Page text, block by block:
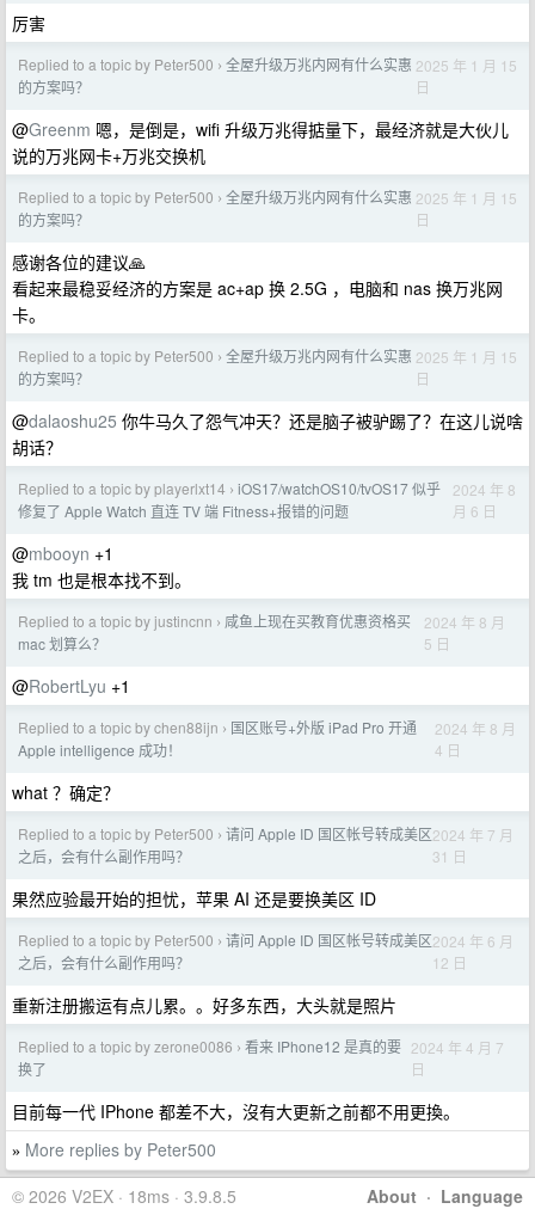
厉害
Replied to a topic by Peter500 › 全屋升级万兆内网有什么实惠
的方案吗？
2025 年 1 月 15
日
@Greenm 嗯，是倒是，wifi 升级万兆得掂量下，最经济就是大伙儿
说的万兆网卡+万兆交换机
Replied to a topic by Peter500 › 全屋升级万兆内网有什么实惠
的方案吗？
2025 年 1 月 15
日
感谢各位的建议🙏
看起来最稳妥经济的方案是 ac+ap 换 2.5G ，电脑和 nas 换万兆网
卡。
Replied to a topic by Peter500 › 全屋升级万兆内网有什么实惠
的方案吗？
2025 年 1 月 15
日
@dalaoshu25 你牛马久了怨气冲天？还是脑子被驴踢了？在这儿说啥
胡话？
Replied to a topic by playerlxt14 › iOS17/watchOS10/tvOS17 似乎
修复了 Apple Watch 直连 TV 端 Fitness+报错的问题
2024 年 8
月 6 日
@mbooyn +1
我 tm 也是根本找不到。
Replied to a topic by justincnn › 咸鱼上现在买教育优惠资格买
mac 划算么？
2024 年 8 月
5 日
@RobertLyu +1
Replied to a topic by chen88ijn › 国区账号+外版 iPad Pro 开通
Apple intelligence 成功！
2024 年 8 月
4 日
what ？确定？
Replied to a topic by Peter500 › 请问 Apple ID 国区帐号转成美区
之后，会有什么副作用吗？
2024 年 7 月
31 日
果然应验最开始的担忧，苹果 AI 还是要换美区 ID
Replied to a topic by Peter500 › 请问 Apple ID 国区帐号转成美区
之后，会有什么副作用吗？
2024 年 6 月
12 日
重新注册搬运有点儿累。。好多东西，大头就是照片
Replied to a topic by zerone0086 › 看来 IPhone12 是真的要
换了
2024 年 4 月 7
日
目前每一代 IPhone 都差不大，沒有大更新之前都不用更換。
» More replies by Peter500
About · Language
© 2026 V2EX · 18ms · 3.9.8.5